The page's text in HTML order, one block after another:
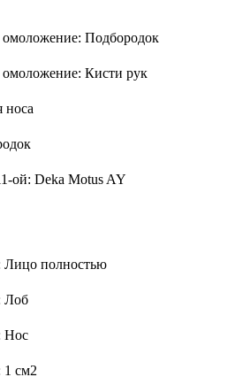
омоложение: Подбородок
омоложение: Кисти рук
носа
ой: Deka Motus AY
Лицо полностью
Лоб
Нос
см2